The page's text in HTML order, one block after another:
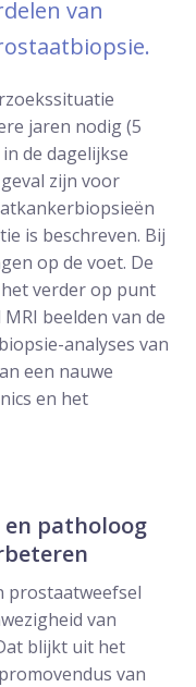
van
jaren nodig (5
de dagelijkse
zijn voor
is beschreven. Bij
op de voet. De
verder op punt
beelden van de
analyses van
een nauwe
en het
en patholoog
prostaatweefsel
van
blijkt uit het
van